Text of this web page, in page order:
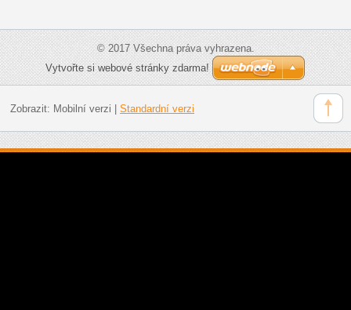
© 2017 Všechna práva vyhrazena.
Vytvořte si webové stránky zdarma!
Zobrazit: Mobilní verzi Standardní verzi